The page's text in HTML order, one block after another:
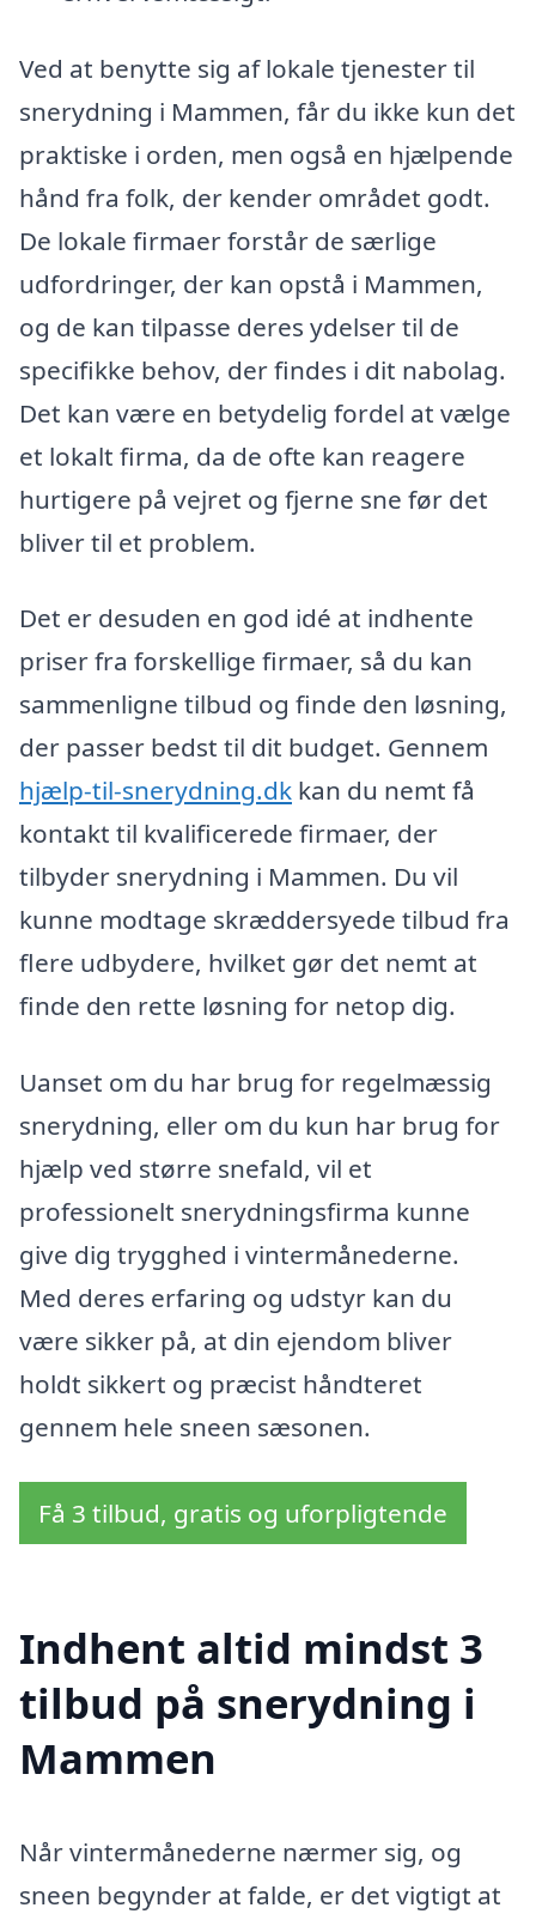
Ved at benytte sig af lokale tjenester til
snerydning i Mammen, får du ikke kun det
praktiske i orden, men også en hjælpende
hånd fra folk, der kender området godt.
De lokale firmaer forstår de særlige
udfordringer, der kan opstå i Mammen,
og de kan tilpasse deres ydelser til de
specifikke behov, der findes i dit nabolag.
Det kan være en betydelig fordel at vælge
et lokalt firma, da de ofte kan reagere
hurtigere på vejret og fjerne sne før det
bliver til et problem.
Det er desuden en god idé at indhente
priser fra forskellige firmaer, så du kan
sammenligne tilbud og finde den løsning,
der passer bedst til dit budget. Gennem
hjælp-til-snerydning.dk kan du nemt få
kontakt til kvalificerede firmaer, der
tilbyder snerydning i Mammen. Du vil
kunne modtage skræddersyede tilbud fra
flere udbydere, hvilket gør det nemt at
finde den rette løsning for netop dig.
Uanset om du har brug for regelmæssig
snerydning, eller om du kun har brug for
hjælp ved større snefald, vil et
professionelt snerydningsfirma kunne
give dig trygghed i vintermånederne.
Med deres erfaring og udstyr kan du
være sikker på, at din ejendom bliver
holdt sikkert og præcist håndteret
gennem hele sneen sæsonen.
Få 3 tilbud, gratis og uforpligtende
Indhent altid mindst 3
tilbud på snerydning i
Mammen
Når vintermånederne nærmer sig, og
sneen begynder at falde, er det vigtigt at